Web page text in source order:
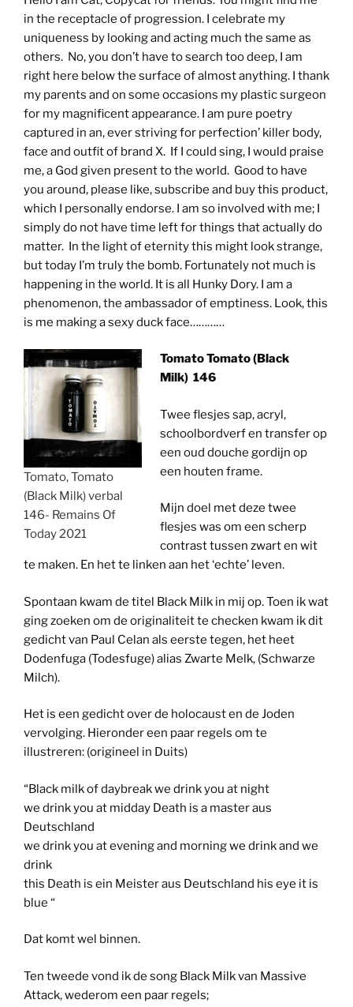
in the receptacle of progression. I celebrate my
uniqueness by looking and acting much the same as
others. No, you don’t have to search too deep, I am
right here below the surface of almost anything. I thank
my parents and on some occasions my plastic surgeon
for my magnificent appearance. I am pure poetry
captured in an, ever striving for perfection’ killer body,
face and outfit of brand X. If I could sing, I would praise
me, a God given present to the world. Good to have
you around, please like, subscribe and buy this product,
which I personally endorse. I am so involved with me; I
simply do not have time left for things that actually do
matter. In the light of eternity this might look strange,
but today I’m truly the bomb. Fortunately not much is
happening in the world. It is all Hunky Dory. I am a
phenomenon, the ambassador of emptiness. Look, this
is me making a sexy duck face…………
Tomato, Tomato
(Black Milk) verbal
146- Remains Of
Today 2021
Tomato Tomato (Black
Milk) 146
Twee flesjes sap, acryl,
schoolbordverf en transfer op
een oud douche gordijn op
een houten frame.
Mijn doel met deze twee
flesjes was om een scherp
contrast tussen zwart en wit
te maken. En het te linken aan het ‘echte’ leven.
Spontaan kwam de titel Black Milk in mij op. Toen ik wat
ging zoeken om de originaliteit te checken kwam ik dit
gedicht van Paul Celan als eerste tegen, het heet
Dodenfuga (Todesfuge) alias Zwarte Melk, (Schwarze
Milch).
Het is een gedicht over de holocaust en de Joden
vervolging. Hieronder een paar regels om te
illustreren: (origineel in Duits)
“Black milk of daybreak we drink you at night
we drink you at midday Death is a master aus
Deutschland
we drink you at evening and morning we drink and we
drink
this Death is ein Meister aus Deutschland his eye it is
blue “
Dat komt wel binnen.
Ten tweede vond ik de song Black Milk van Massive
Attack, wederom een paar regels;